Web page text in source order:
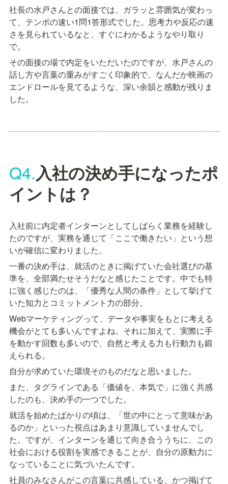
社長の水戸さんとの面接では、ガラッと雰囲気が変わっ
て、テンポの速い1問1答形式でした。思考力や反応の速
さを見られているなと、すぐにわかるようなやり取り
で。
その面接の場で内定をいただいたのですが、水戸さんの
話し方や言葉の重みがすごく印象的で、なんだか映画の
エンドロールを見てるような、深い余韻と感動が残りま
した。
Q4.入社の決め手になったポ
イントは？
入社前に内定者インターンとしてしばらく業務を経験し
たのですが、実務を通じて「ここで働きたい」という想
いが確信に変わりました。
一番の決め手は、就活のときに掲げていた会社選びの基
準を、全部満たせそうだなと感じたことです。中でも特
に強く感じたのは、「優秀な人間の条件」として挙げて
いた知力とコミットメント力の部分。
Webマーケティングって、データや事実をもとに考える
機会がとても多いんですよね。それに加えて、実際に手
を動かす回数も多いので、自然と考える力も行動力も鍛
えられる。
自分が求めていた環境そのものだなと思いました。
また、タグラインである「価値を、本気で」に強く共感
したのも、決め手の一つでした。
就活を始めたばかりの頃は、「世の中にとって意味があ
るのか」といった視点はあまり意識していませんでし
た。ですが、インターンを通じて向き合ううちに、この
社会における役割を実感できることが、自分の原動力に
なっていることに気づいたんです。
社員のみなさんがこの言葉に共感している、かつ掲げて